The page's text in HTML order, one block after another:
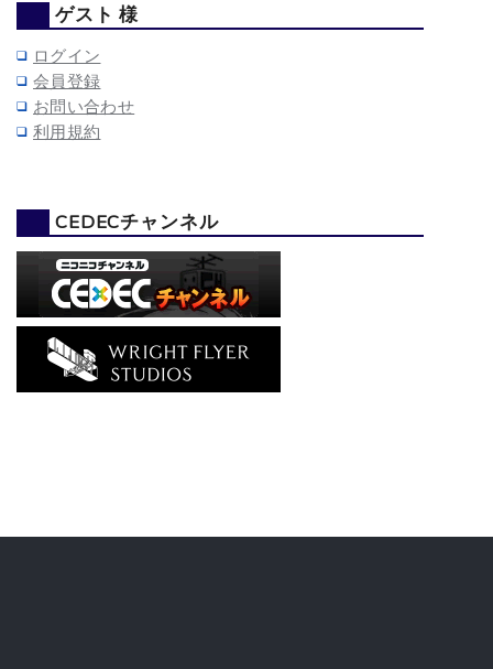
ゲスト 様
ログイン
会員登録
お問い合わせ
利用規約
CEDECチャンネル